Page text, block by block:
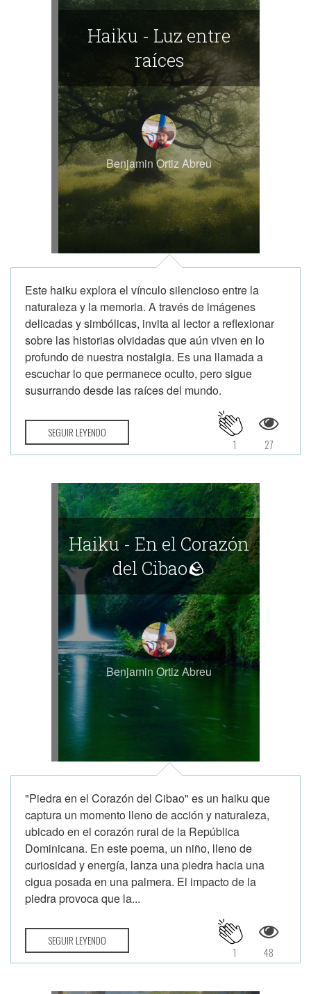
Haiku - Luz entre
raíces
Benjamin Ortiz Abreu
Este haiku explora el vínculo silencioso entre la
naturaleza y la memoria. A través de imágenes
delicadas y simbólicas, invita al lector a reflexionar
sobre las historias olvidadas que aún viven en lo
profundo de nuestra nostalgia. Es una llamada a
escuchar lo que permanece oculto, pero sigue
susurrando desde las raíces del mundo.
SEGUIR LEYENDO
27
1
Haiku - En el Corazón
del Cibao🪨
Benjamin Ortiz Abreu
"Piedra en el Corazón del Cibao" es un haiku que
captura un momento lleno de acción y naturaleza,
ubicado en el corazón rural de la República
Dominicana. En este poema, un niño, lleno de
curiosidad y energía, lanza una piedra hacia una
cigua posada en una palmera. El impacto de la
piedra provoca que la...
SEGUIR LEYENDO
48
1